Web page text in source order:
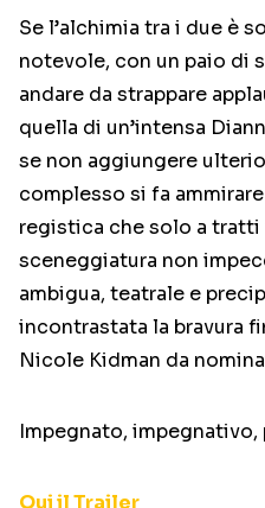
Se l’alchimia tra i due è
notevole, con un paio di
andare da strappare
quella di un’intensa
se non aggiungere
complesso si fa
registica che solo a
sceneggiatura non
ambigua, teatrale e
incontrastata la bravura
Nicole Kidman da
Impegnato,
Qui il Trailer